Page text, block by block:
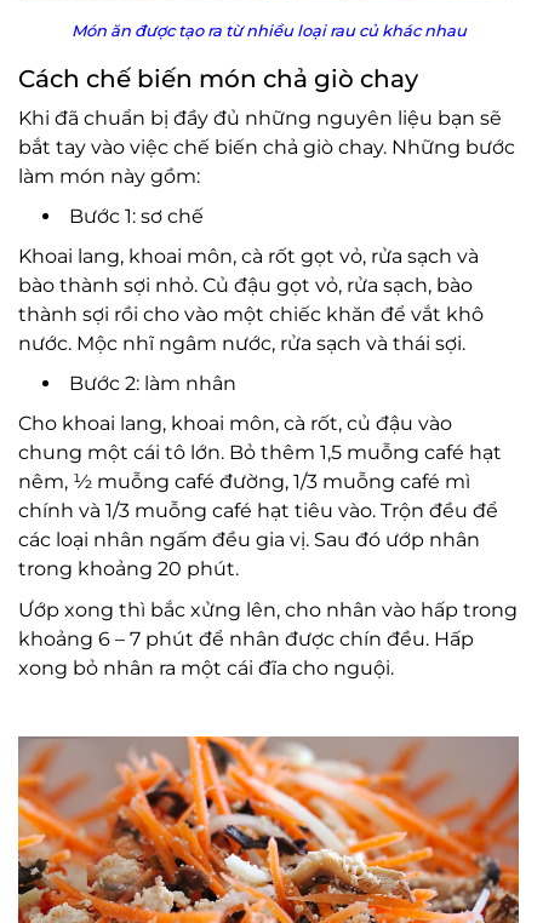
Món ăn được tạo ra từ nhiều loại rau củ khác nhau
Cách chế biến món chả giò chay
Khi đã chuẩn bị đầy đủ những nguyên liệu bạn sẽ
bắt tay vào việc chế biến chả giò chay. Những bước
làm món này gồm:
Bước 1: sơ chế
Khoai lang, khoai môn, cà rốt gọt vỏ, rửa sạch và
bào thành sợi nhỏ. Củ đậu gọt vỏ, rửa sạch, bào
thành sợi rồi cho vào một chiếc khăn để vắt khô
nước. Mộc nhĩ ngâm nước, rửa sạch và thái sợi.
Bước 2: làm nhân
Cho khoai lang, khoai môn, cà rốt, củ đậu vào
chung một cái tô lớn. Bỏ thêm 1,5 muỗng café hạt
nêm, ½ muỗng café đường, 1/3 muỗng café mì
chính và 1/3 muỗng café hạt tiêu vào. Trộn đều để
các loại nhân ngấm đều gia vị. Sau đó ướp nhân
trong khoảng 20 phút.
Ướp xong thì bắc xửng lên, cho nhân vào hấp trong
khoảng 6 – 7 phút để nhân được chín đều. Hấp
xong bỏ nhân ra một cái đĩa cho nguội.